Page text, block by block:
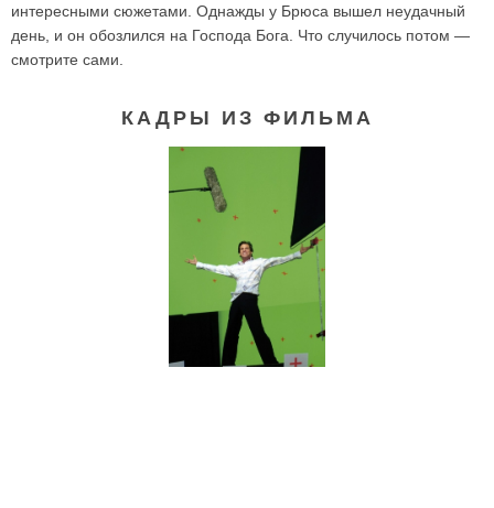
интересными сюжетами. Однажды у Брюса вышел неудачный
день, и он обозлился на Господа Бога. Что случилось потом —
смотрите сами.
КАДРЫ ИЗ ФИЛЬМА